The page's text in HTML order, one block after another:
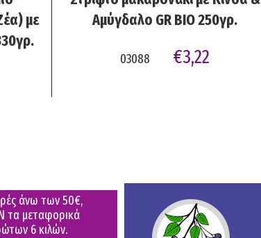
με
Αμύγδαλο GR BIO 250γρ.
03088 €3,22
άνω των 50€,
τα μεταφορικά
6 κιλών.